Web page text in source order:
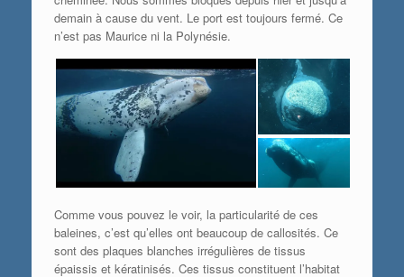
demain à cause du vent. Le port est toujours fermé. Ce
n’est pas Maurice ni la Polynésie.
Comme vous pouvez le voir, la particularité de ces
baleines, c’est qu’elles ont beaucoup de callosités. Ce
sont des plaques blanches irrégulières de tissus
épaissis et kératinisés. Ces tissus constituent l’habitat